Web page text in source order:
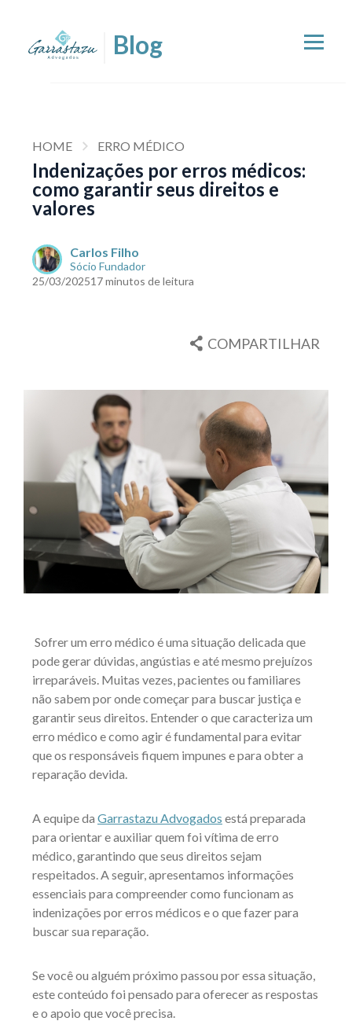
HOME ERRO MÉDICO
Indenizações por erros médicos:
como garantir seus direitos e
valores
Carlos Filho
Sócio Fundador
25/03/202517 minutos de leitura
COMPARTILHAR
Sofrer um erro médico é uma situação delicada que
pode gerar dúvidas, angústias e até mesmo prejuízos
irreparáveis. Muitas vezes, pacientes ou familiares
não sabem por onde começar para buscar justiça e
garantir seus direitos. Entender o que caracteriza um
erro médico e como agir é fundamental para evitar
que os responsáveis fiquem impunes e para obter a
reparação devida.
A equipe da Garrastazu Advogados está preparada
para orientar e auxiliar quem foi vítima de erro
médico, garantindo que seus direitos sejam
respeitados. A seguir, apresentamos informações
essenciais para compreender como funcionam as
indenizações por erros médicos e o que fazer para
buscar sua reparação.
Se você ou alguém próximo passou por essa situação,
este conteúdo foi pensado para oferecer as respostas
e o apoio que você precisa.